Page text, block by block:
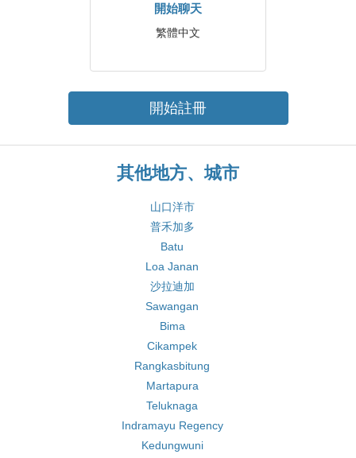
開始聊天
繁體中文
開始註冊
其他地方、城市
山口洋市
普禾加多
Batu
Loa Janan
沙拉迪加
Sawangan
Bima
Cikampek
Rangkasbitung
Martapura
Teluknaga
Indramayu Regency
Kedungwuni